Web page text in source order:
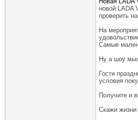
новой LADA
проверить
На
Самые
Ну а шоу
Гости
условия
Получите и
Скажи